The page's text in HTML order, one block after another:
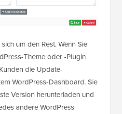
um den Rest. Wenn Sie
Theme oder -Plugin
die Update-
WordPress-Dashboard. Sie
Version herunterladen und
andere WordPress-